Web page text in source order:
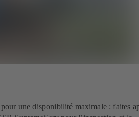
une disponibilité maximale : faites